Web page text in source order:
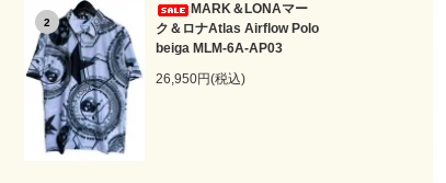
2
MARK＆LONAマー
ク＆ロナAtlas Airflow Polo
beiga MLM-6A-AP03
26,950円(税込)